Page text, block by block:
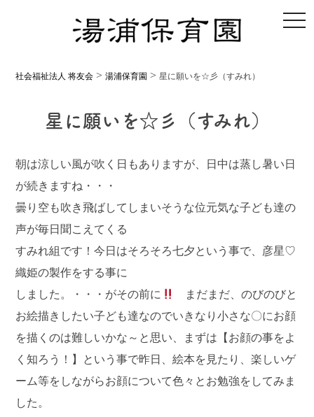
社会福祉法人 将友会 >湯浦保育園 >星に願いを☆彡（すみれ）
星に願いを☆彡（すみれ）
朝は涼しい風が吹く日もありますが、日中は蒸し暑い日
が続きますね・・・
曇り空も吹き飛ばしてしまいそうな位元気な子ども達の
声が毎日聞こえてくる
すみれ組です！今日はそろそろ七夕という事で、彦星♡
織姫の製作をする事に
しました。・・・がその前に
まだまだ、のびのびと
お絵描きしたい子ども達なのでいきなり小さな〇にお顔
を描くのは難しいかな～と思い、まずは【お顔の事をよ
く知ろう！】という事で昨日、絵本を見たり、楽しいゲ
ーム等をしながらお顔について色々とお勉強をしてみま
した。